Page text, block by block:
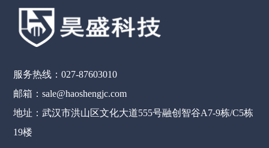
服务热线：027-87603010
邮箱：sale@haoshengjc.com
地址：武汉市洪山区文化大道555号融创智谷A7-9栋/C5栋
19楼